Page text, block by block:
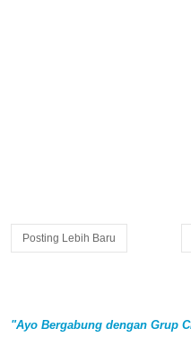
Posting Lebih Baru
"Ayo Bergabung dengan Grup